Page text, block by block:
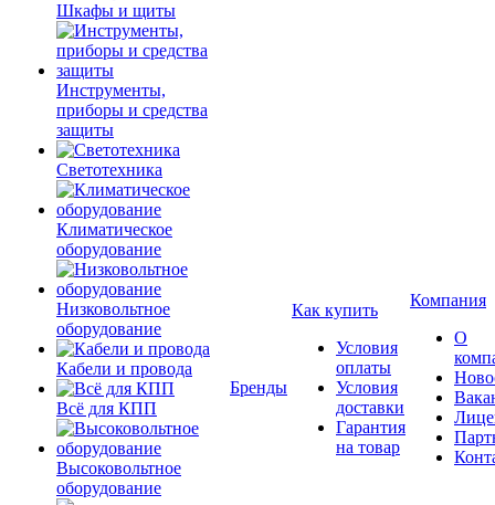
Шкафы и щиты
Инструменты,
приборы и средства
защиты
Светотехника
Климатическое
оборудование
Низковольтное
оборудование
Кабели и провода
Всё для КПП
Высоковольтное
оборудование
Бренды
Как купить
Условия
оплаты
Условия
доставки
Гарантия
на товар
Компания
О